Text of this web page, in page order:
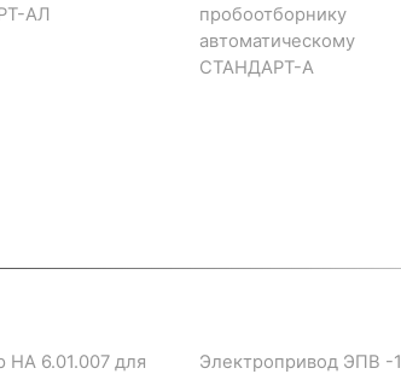
АЛ
пробоотборнику
автоматическому
СТАНДАРТ-А
НА 6.01.007 для
Электропривод ЭПВ -1